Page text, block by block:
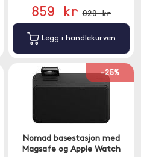
859 kr 929 kr
Legg i handlekurven
-25%
Nomad basestasjon med
Magsafe og Apple Watch